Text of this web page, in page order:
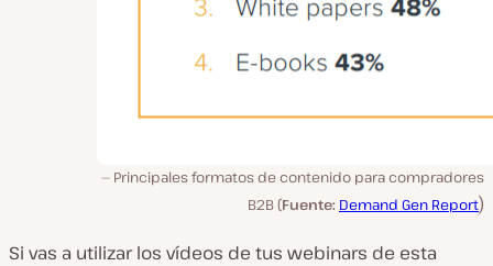
Principales formatos de contenido para compradores
B2B (Fuente: Demand Gen Report)
Si vas a utilizar los vídeos de tus webinars de esta